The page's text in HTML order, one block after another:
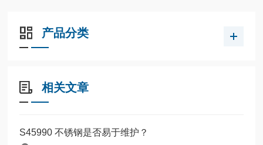
产品分类
相关文章
S45990 不锈钢是否易于维护？